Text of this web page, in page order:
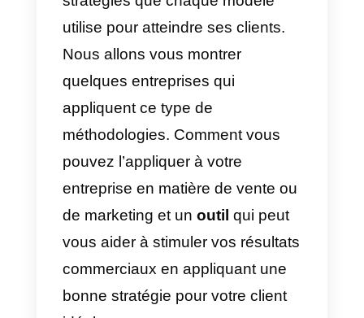
méthodologies pour vendre de
manière stable et constante dans
votre entreprise. En effet, les
stratégies de marketing et de
vente ciblent spécifiquement un
type de consommateur.
Dans cet article, nous allons
expliquer pourquoi il est essentiel
de comprendre quel type de